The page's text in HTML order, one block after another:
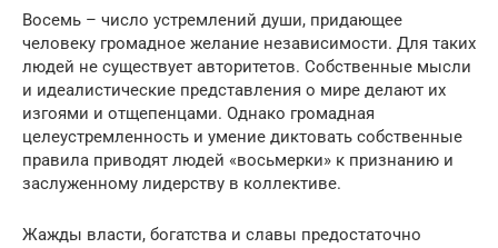
Восемь – число устремлений души, придающее
человеку громадное желание независимости. Для таких
людей не существует авторитетов. Собственные мысли
и идеалистические представления о мире делают их
изгоями и отщепенцами. Однако громадная
целеустремленность и умение диктовать собственные
правила приводят людей «восьмерки» к признанию и
заслуженному лидерству в коллективе.
Жажды власти, богатства и славы предостаточно